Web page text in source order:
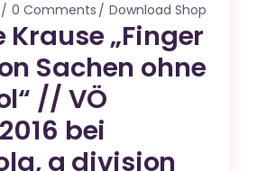
0 Comments Download Shop
Krause „Finger
Sachen ohne
// VÖ
bei
a division